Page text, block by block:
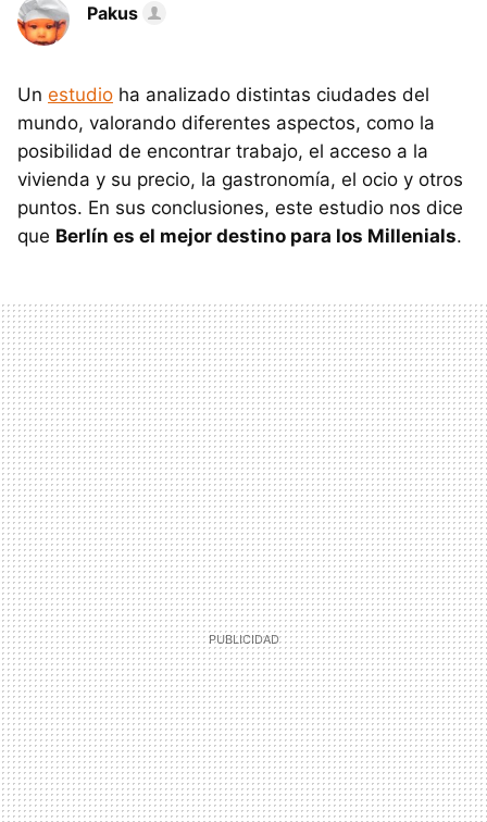
Pakus
Un estudio ha analizado distintas ciudades del
mundo, valorando diferentes aspectos, como la
posibilidad de encontrar trabajo, el acceso a la
vivienda y su precio, la gastronomía, el ocio y otros
puntos. En sus conclusiones, este estudio nos dice
que Berlín es el mejor destino para los Millenials.